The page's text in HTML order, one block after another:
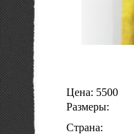
Цена: 5500
Размеры:
Страна: